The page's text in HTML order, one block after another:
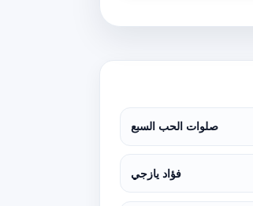
صلوات الحب السبع
فؤاد يازجي